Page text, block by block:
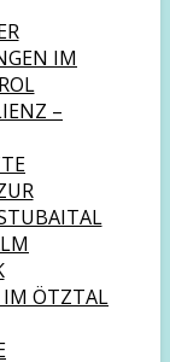
IM
–
IM ÖTZTAL